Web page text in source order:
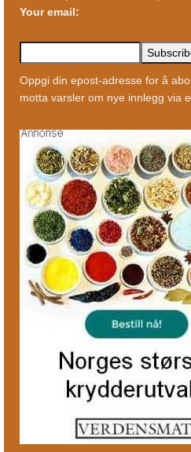
Your email:
Oppgi din epost-adresse for å
motta varsler om nye innlegg via